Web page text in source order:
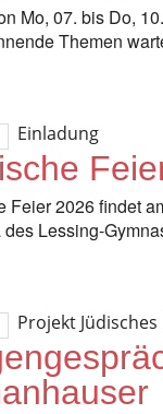
Mo, 07. bis Do,
Themen
Einladung
Feier 2026 findet
Lessing-
Projekt